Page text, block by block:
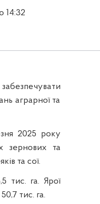
14:32
аграрної та
2025 року
зернових та
та сої.
тис. га. Ярої
тис. га.